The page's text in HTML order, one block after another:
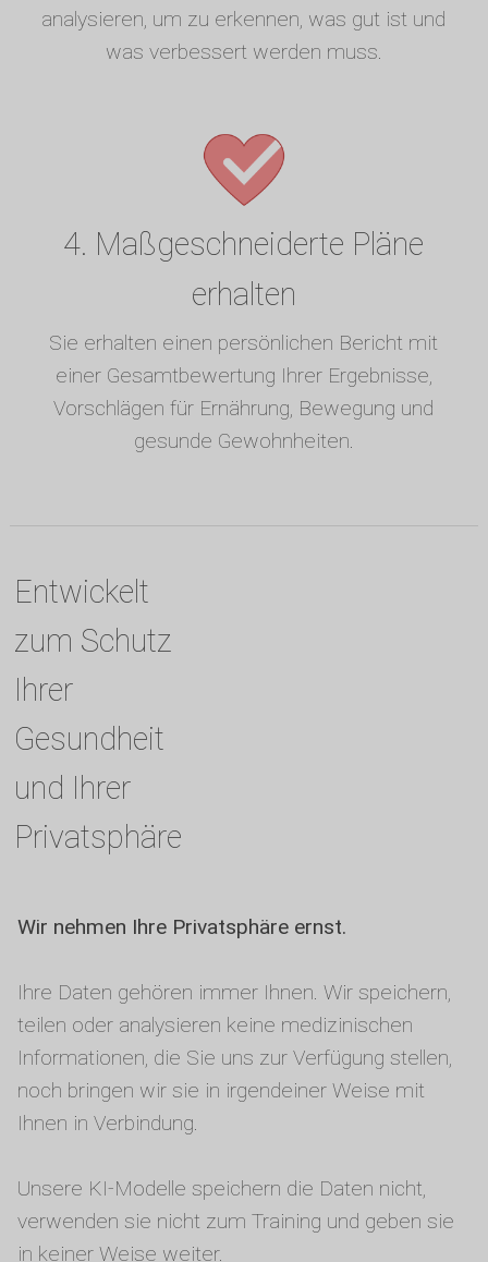
analysieren, um zu erkennen, was gut ist und
was verbessert werden muss.
4. Maßgeschneiderte Pläne
erhalten
Sie erhalten einen persönlichen Bericht mit
einer Gesamtbewertung Ihrer Ergebnisse,
Vorschlägen für Ernährung, Bewegung und
gesunde Gewohnheiten.
Entwickelt
zum Schutz
Ihrer
Gesundheit
und Ihrer
Privatsphäre
Wir nehmen Ihre Privatsphäre ernst.
Ihre Daten gehören immer Ihnen. Wir speichern,
teilen oder analysieren keine medizinischen
Informationen, die Sie uns zur Verfügung stellen,
noch bringen wir sie in irgendeiner Weise mit
Ihnen in Verbindung.
Unsere KI-Modelle speichern die Daten nicht,
verwenden sie nicht zum Training und geben sie
in keiner Weise weiter.